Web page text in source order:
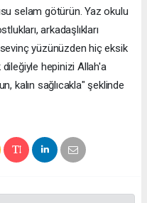
selam götürün. Yaz okulu
arkadaşlıkları
yüzünüzden hiç eksik
hepinizi Allah'a
kalın sağlıcakla" şeklinde